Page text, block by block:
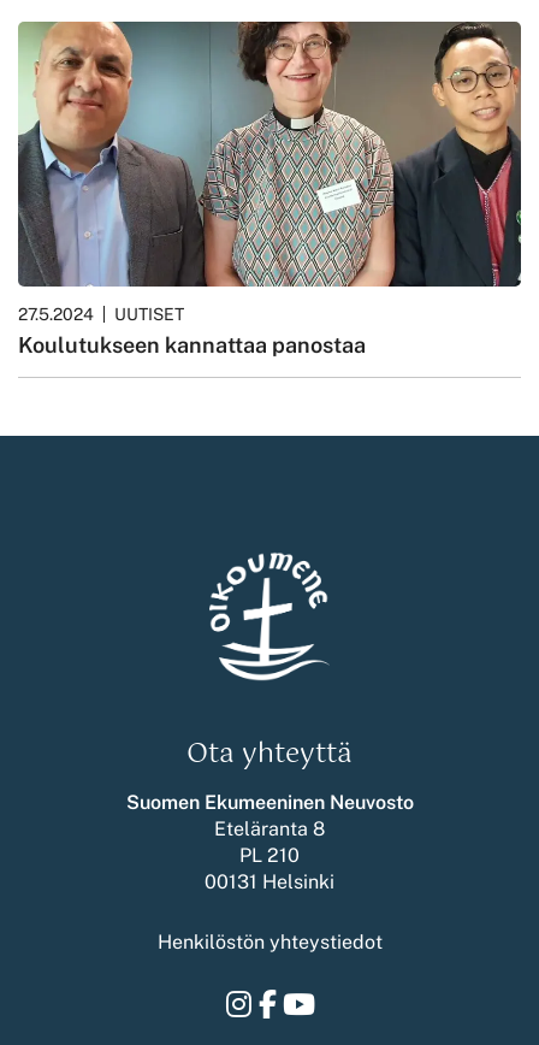
27.5.2024 UUTISET
Koulutukseen kannattaa panostaa
Ota yhteyttä
Suomen Ekumeeninen Neuvosto
Eteläranta 8
PL 210
00131 Helsinki
Henkilöstön yhteystiedot
Instagram
Facebook
Youtube